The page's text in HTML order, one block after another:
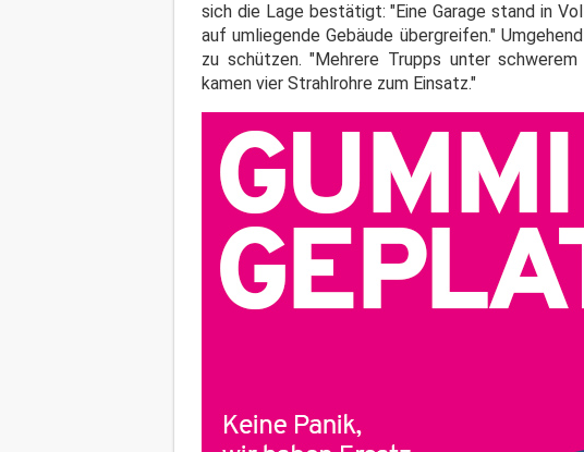
sich die Lage bestätigt: "Eine Garage stand in
auf umliegende Gebäude übergreifen."
zu schützen. "Mehrere Trupps unter
kamen vier Strahlrohre zum Einsatz."